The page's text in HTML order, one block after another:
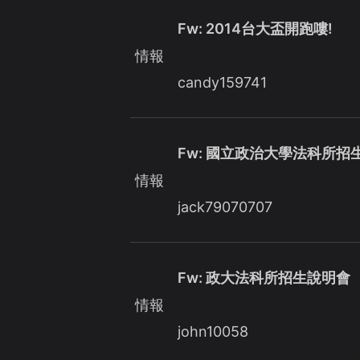
情報
Fw: 2014台大盃開跑嘍!
candy159741
情報
Fw: 國立政治大學法科所招
jack79070707
情報
Fw: 政大法科所招生說明會
john10058